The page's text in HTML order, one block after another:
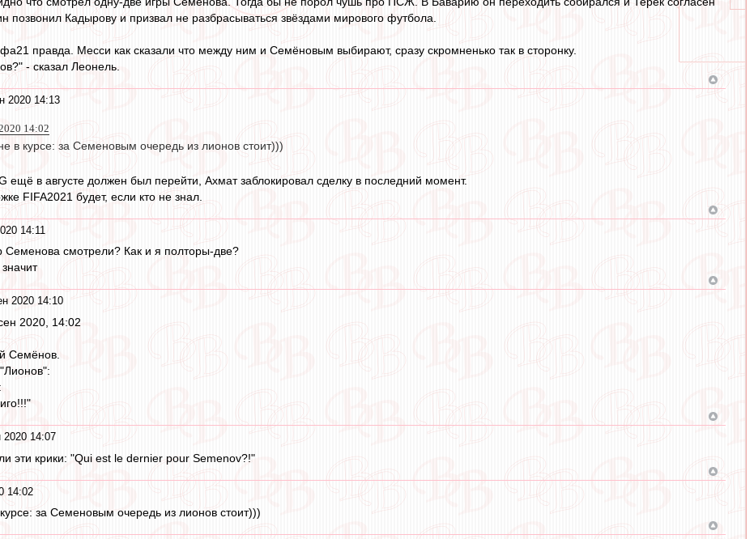
позвонил Кадырову и призвал не разбрасываться звёздами мирового футбола.
правда. Месси как сказали что между ним и Семёновым выбирают, сразу скромненько так в сторонку.
- сказал Леонель.
2020 14:13
14:02
в курсе: за Семеновым очередь из лионов стоит)))
ещё в августе должен был перейти, Ахмат заблокировал сделку в последний момент.
FIFA2021 будет, если кто не знал.
14:11
Семенова смотрели? Как и я полторы-две?
2020 14:10
2020, 14:02
Семёнов.
2020 14:07
эти крики: "Qui est le dernier pour Semenov?!"
14:02
за Семеновым очередь из лионов стоит)))